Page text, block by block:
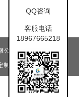
公司浙-888888
制研发，生产及销售
QQ咨询
客服电话
18967665218